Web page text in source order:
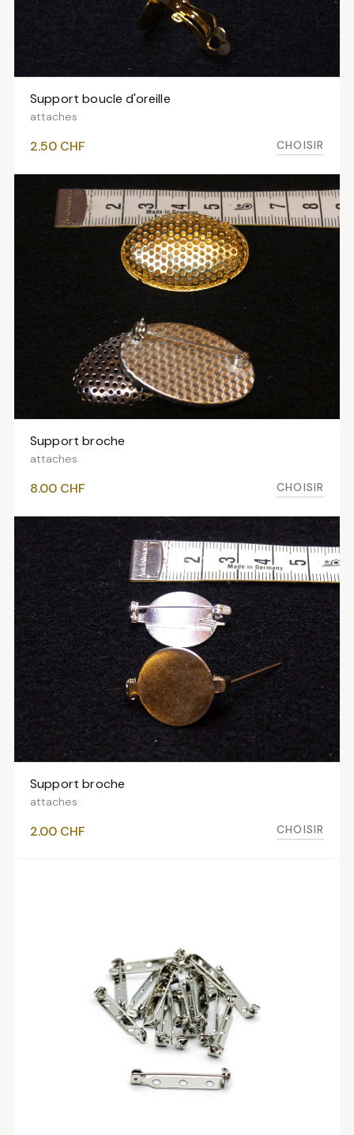
VOIR LES VARIANTES
Support boucle d'oreille
attaches
2.50 CHF CHOISIR
VOIR LES VARIANTES
Support broche
attaches
8.00 CHF CHOISIR
VOIR LES VARIANTES
Support broche
attaches
2.00 CHF CHOISIR